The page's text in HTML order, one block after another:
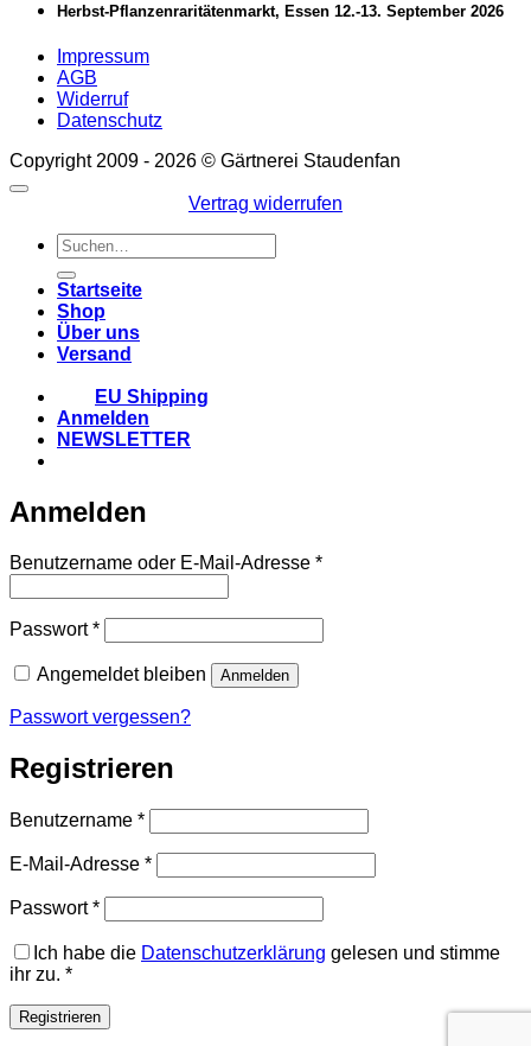
Herbst-Pflanzenraritätenmarkt, Essen 12.-13. September 2026
Impressum
AGB
Widerruf
Datenschutz
Copyright 2009 - 2026 © Gärtnerei Staudenfan
Vertrag widerrufen
Suchen
nach:
Startseite
Shop
Über uns
Versand
EU Shipping
Anmelden
NEWSLETTER
Anmelden
Benutzername oder E-Mail-Adresse *Erforderlich
Passwort*Erforderlich
Angemeldet bleiben Anmelden
Passwort vergessen?
Registrieren
Benutzername *Erforderlich
E-Mail-Adresse *Erforderlich
Passwort*Erforderlich
Ich habe die Datenschutzerklärung gelesen und stimme
ihr zu. *
Registrieren